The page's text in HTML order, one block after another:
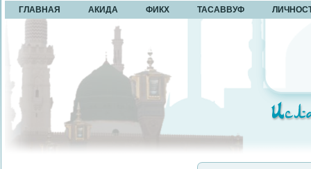
ГЛАВНАЯ АКИДА ФИКХ ТАСАВВУФ